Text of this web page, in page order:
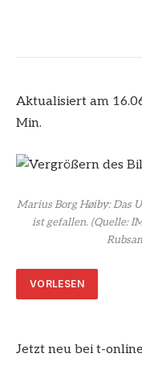
Aktualisiert am
Min.
Marius Borg Høiby: Das
ist gefallen. (Quelle:
VORLESEN
Jetzt neu bei t-